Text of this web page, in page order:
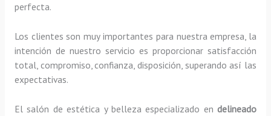
perfecta.
Los clientes son muy importantes para nuestra empresa, la
intención de nuestro servicio es proporcionar satisfacción
total, compromiso, confianza, disposición, superando así las
expectativas.
El salón de estética y belleza especializado endelineado